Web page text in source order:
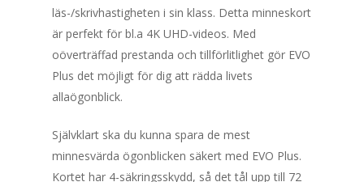
läs-/skrivhastigheten i sin klass. Detta minneskort
är perfekt för bl.a 4K UHD-videos. Med
oöverträffad prestanda och tillförlitlighet gör EVO
Plus det möjligt för dig att rädda livets
allaögonblick.
Självklart ska du kunna spara de mest
minnesvärda ögonblicken säkert med EVO Plus.
Kortet har 4-säkringsskydd, så det tål upp till 72